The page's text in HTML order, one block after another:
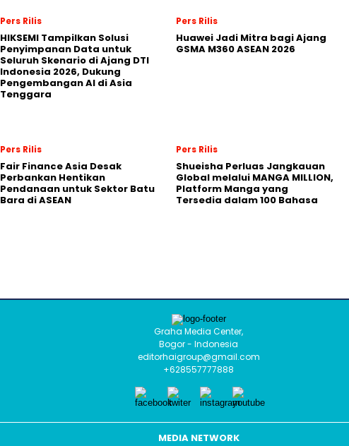
Pers Rilis
HIKSEMI Tampilkan Solusi
Penyimpanan Data untuk
Seluruh Skenario di Ajang DTI
Indonesia 2026, Dukung
Pengembangan AI di Asia
Tenggara
Pers Rilis
Huawei Jadi Mitra bagi Ajang
GSMA M360 ASEAN 2026
Pers Rilis
Fair Finance Asia Desak
Perbankan Hentikan
Pendanaan untuk Sektor Batu
Bara di ASEAN
Pers Rilis
Shueisha Perluas Jangkauan
Global melalui MANGA MILLION,
Platform Manga yang
Tersedia dalam 100 Bahasa
Graha Media Center,
Bogor - Indonesia
editorhaigroup@gmail.com
+628557777888
MEDIA NETWORK